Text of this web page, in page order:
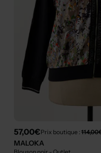
57,00€Prix boutique :
MALOKA